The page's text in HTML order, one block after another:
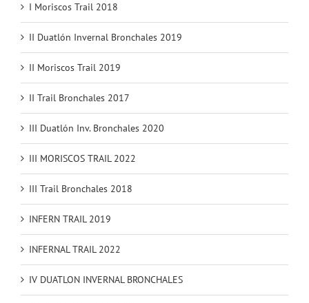
I Moriscos Trail 2018
II Duatlón Invernal Bronchales 2019
II Moriscos Trail 2019
II Trail Bronchales 2017
III Duatlón Inv. Bronchales 2020
III MORISCOS TRAIL 2022
III Trail Bronchales 2018
INFERN TRAIL 2019
INFERNAL TRAIL 2022
IV DUATLON INVERNAL BRONCHALES